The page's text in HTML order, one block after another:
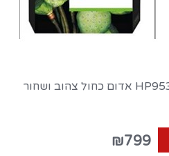
₪799